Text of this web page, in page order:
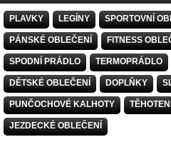
PLAVKY LEGÍNY SPORTOVNÍ
PÁNSKÉ OBLEČENÍ FITNESS
SPODNÍ PRÁDLO TERMOPRÁDLO
DĚTSKÉ OBLEČENÍ DOPLŇKY
PUNČOCHOVÉ KALHOTY
JEZDECKÉ OBLEČENÍ